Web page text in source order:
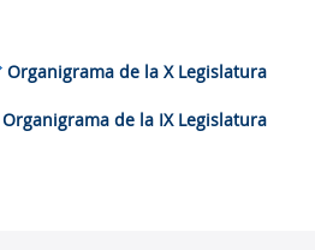
Organigrama de la X Legislatura
Organigrama de la IX Legislatura